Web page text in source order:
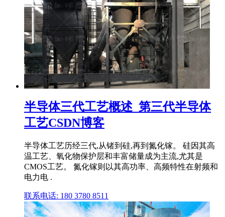
半导体三代工艺概述_第三代半导体
工艺CSDN博客
半导体工艺历经三代,从锗到硅,再到氮化镓。 硅因其高
温工艺、氧化物保护层和丰富储量成为主流,尤其是
CMOS工艺。 氮化镓则以其高功率、高频特性在射频和
电力电 .
联系电话: 180 3780 8511